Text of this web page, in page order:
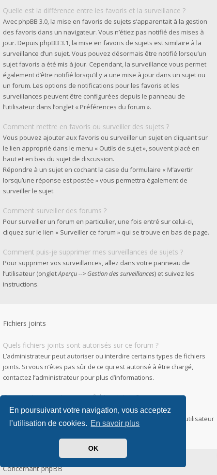
En poursuivant votre navigation, vous acceptez
l’utilisation de cookies. En savoir plus
OK
Quelle est la différence entre les favoris et la surveillance ?
Avec phpBB 3.0, la mise en favoris de sujets s’apparentait à la gestion
des favoris dans un navigateur. Vous n’étiez pas notifié des mises à
jour. Depuis phpBB 3.1, la mise en favoris de sujets est similaire à la
surveillance d’un sujet. Vous pouvez désormais être notifié lorsqu’un
sujet favoris a été mis à jour. Cependant, la surveillance vous permet
également d’être notifié lorsqu’il y a une mise à jour dans un sujet ou
un forum. Les options de notifications pour les favoris et les
surveillances peuvent être configurées depuis le panneau de
l’utilisateur dans l’onglet « Préférences du forum ».
Comment mettre en favoris ou surveiller des sujets ?
Vous pouvez ajouter aux favoris ou surveiller un sujet en cliquant sur
le lien approprié dans le menu « Outils de sujet », souvent placé en
haut et en bas du sujet de discussion.
Répondre à un sujet en cochant la case du formulaire « M’avertir
lorsqu’une réponse est postée » vous permettra également de
surveiller le sujet.
Comment surveiller des forums ?
Pour surveiller un forum en particulier, une fois entré sur celui-ci,
cliquez sur le lien « Surveiller ce forum » qui se trouve en bas de page.
Comment puis-je supprimer mes surveillances de sujets ?
Pour supprimer vos surveillances, allez dans votre panneau de
l’utilisateur (ongletAperçu --> Gestion des surveillances) et suivez les
instructions.
Fichiers joints
Quels fichiers joints sont autorisés sur ce forum ?
L’administrateur peut autoriser ou interdire certains types de fichiers
joints. Si vous n’êtes pas sûr de ce qui est autorisé à être chargé,
contactez l’administrateur pour plus d’informations.
Comment trouver tous mes fichiers joints ?
Pour accéder à la liste des fichiers que vous avez joints à vos
messages et messages privés, allez dans votre panneau de l’utilisateur
Concernant phpBB